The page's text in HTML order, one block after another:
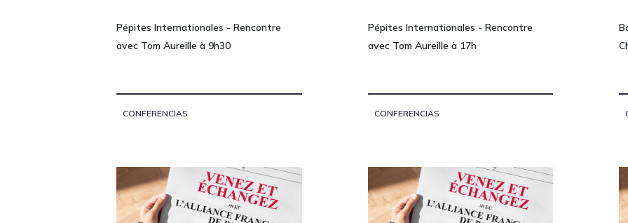
Pépites Internationales - Rencontre
avec Tom Aureille à 9h30
CONFERENCIAS
Pépites Internationales - Rencontre
avec Tom Aureille à 17h
CONFERENCIAS